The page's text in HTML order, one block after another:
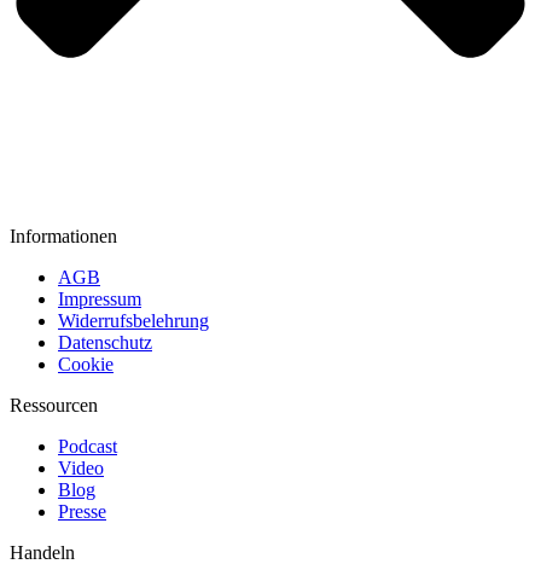
Informationen
AGB
Impressum
Widerrufsbelehrung
Datenschutz
Cookie
Ressourcen
Podcast
Video
Blog
Presse
Handeln